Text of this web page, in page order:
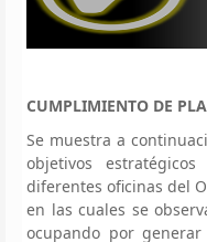
CUMPLIMIENTO DE
Se muestra a
objetivos
diferentes oficinas del
en las cuales se
ocupando por